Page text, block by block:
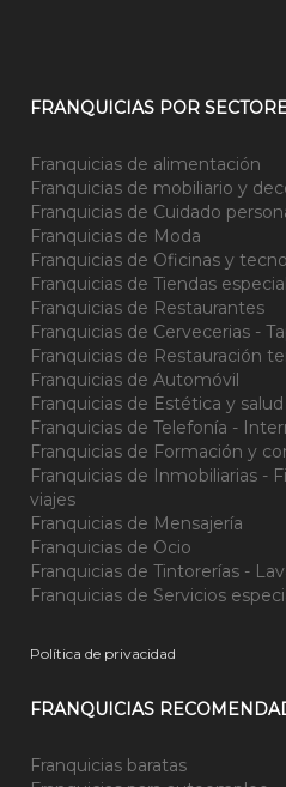
FRANQUICIAS POR
Franquicias de alimentación
Franquicias de mobiliario y
Franquicias de Cuidado
Franquicias de Moda
Franquicias de Oficinas y
Franquicias de Tiendas
Franquicias de Restaurantes
Franquicias de Cervecerias -
Franquicias de Restauración
Franquicias de Automóvil
Franquicias de Estética y salud
Franquicias de Telefonía -
Franquicias de Formación y
Franquicias de Inmobiliarias -
viajes
Franquicias de Mensajería
Franquicias de Ocio
Franquicias de Tintorerías -
Franquicias de Servicios
Política de privacidad
FRANQUICIAS
Franquicias baratas